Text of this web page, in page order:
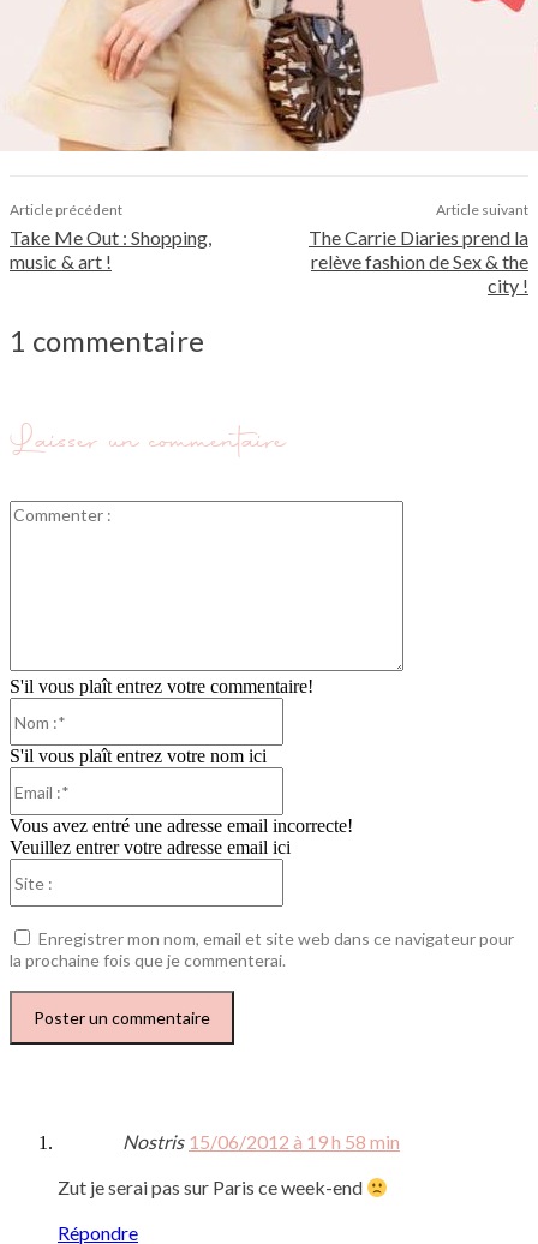
Article précédent
Take Me Out : Shopping,
music & art !
Article suivant
The Carrie Diaries prend la
relève fashion de Sex & the
city !
1 commentaire
Nostris 15/06/2012 à 19 h 58 min
Zut je serai pas sur Paris ce week-end
Répondre
Laisser un commentaire
S'il vous plaît entrez votre commentaire!
S'il vous plaît entrez votre nom ici
Vous avez entré une adresse email incorrecte!
Veuillez entrer votre adresse email ici
Enregistrer mon nom, email et site web dans ce navigateur pour
la prochaine fois que je commenterai.